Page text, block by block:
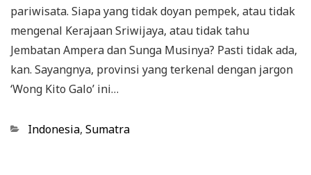
pariwisata. Siapa yang tidak doyan pempek, atau tidak
mengenal Kerajaan Sriwijaya, atau tidak tahu
Jembatan Ampera dan Sunga Musinya? Pasti tidak ada,
kan. Sayangnya, provinsi yang terkenal dengan jargon
‘Wong Kito Galo’ ini…
Categories
Indonesia, Sumatra